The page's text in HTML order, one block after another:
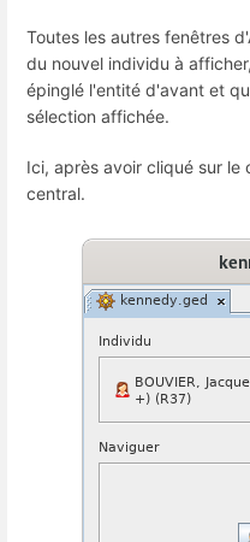
Toutes les autres fenêtres
du nouvel individu à
épinglé l'entité d'avant et
sélection affichée.
Ici, après avoir cliqué sur
central.